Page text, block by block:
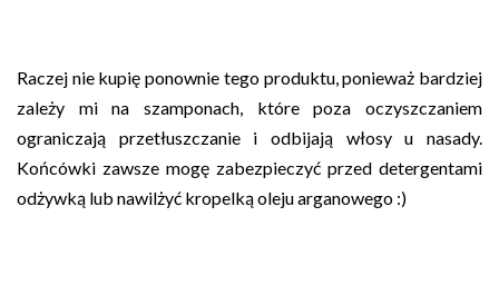
Raczej nie kupię ponownie tego produktu, ponieważ bardziej
zależy mi na szamponach, które poza oczyszczaniem
ograniczają przetłuszczanie i odbijają włosy u nasady.
Końcówki zawsze mogę zabezpieczyć przed detergentami
odżywką lub nawilżyć kropelką oleju arganowego :)